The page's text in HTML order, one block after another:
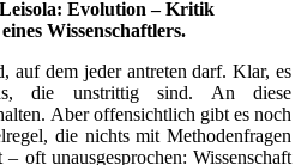
Evolution – Kritik
Wissenschaftlers.
auf dem jeder antreten darf. Klar, es
die unstrittig sind. An diese
Aber offensichtlich gibt es noch
die nichts mit Methodenfragen
oft unausgesprochen: Wissenschaft